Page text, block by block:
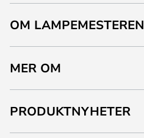
OM LAMPEMESTEREN
MER OM
PRODUKTNYHETER